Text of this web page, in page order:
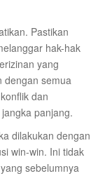
Pastikan
hak-hak
yang
dengan semua
dan
panjang.
dilakukan dengan
win-win. Ini tidak
sebelumnya